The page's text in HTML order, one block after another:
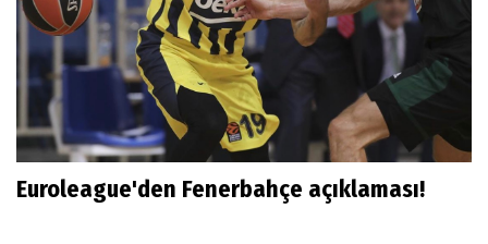
Euroleague'den Fenerbahçe açıklaması!